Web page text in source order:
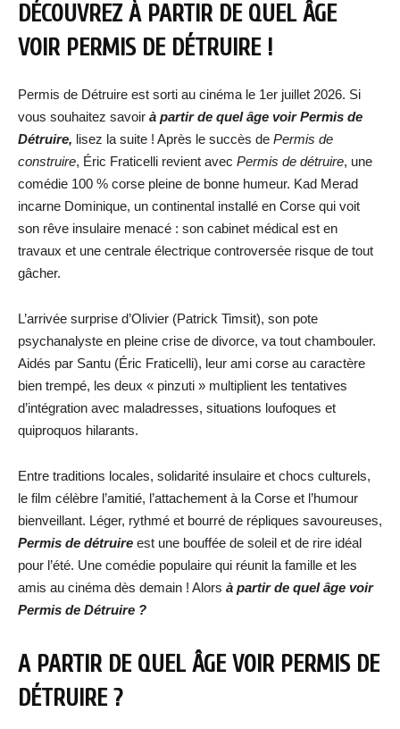
DÉCOUVREZ À PARTIR DE QUEL ÂGE
VOIR PERMIS DE DÉTRUIRE !
Permis de Détruire est sorti au cinéma le 1er juillet 2026. Si
vous souhaitez savoir à partir de quel âge voir Permis de
Détruire, lisez la suite ! Après le succès de Permis de
construire, Éric Fraticelli revient avec Permis de détruire, une
comédie 100 % corse pleine de bonne humeur. Kad Merad
incarne Dominique, un continental installé en Corse qui voit
son rêve insulaire menacé : son cabinet médical est en
travaux et une centrale électrique controversée risque de tout
gâcher.
L’arrivée surprise d’Olivier (Patrick Timsit), son pote
psychanalyste en pleine crise de divorce, va tout chambouler.
Aidés par Santu (Éric Fraticelli), leur ami corse au caractère
bien trempé, les deux « pinzuti » multiplient les tentatives
d’intégration avec maladresses, situations loufoques et
quiproquos hilarants.
Entre traditions locales, solidarité insulaire et chocs culturels,
le film célèbre l’amitié, l’attachement à la Corse et l’humour
bienveillant. Léger, rythmé et bourré de répliques savoureuses,
Permis de détruire est une bouffée de soleil et de rire idéal
pour l’été. Une comédie populaire qui réunit la famille et les
amis au cinéma dès demain ! Alors à partir de quel âge voir
Permis de Détruire ?
A PARTIR DE QUEL ÂGE VOIR PERMIS DE
DÉTRUIRE ?